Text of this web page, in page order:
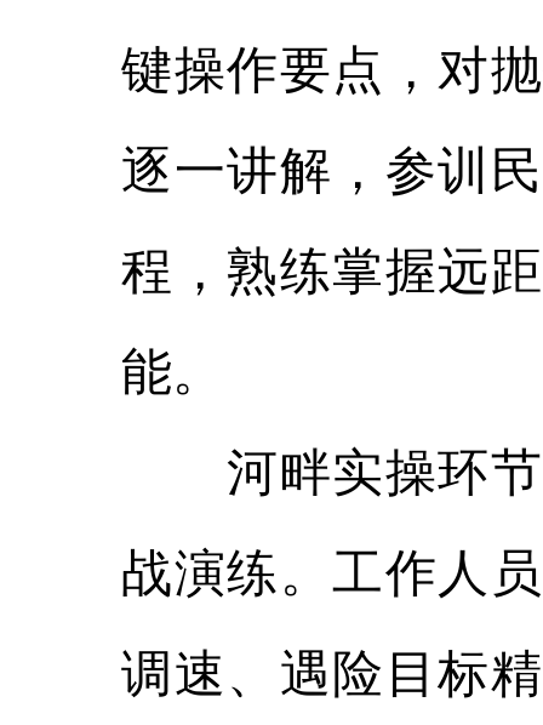
键操作要点，对
逐一讲解，参训
程，熟练掌握远
能。
河畔实操环节
战演练。工作人
调速、遇险目标